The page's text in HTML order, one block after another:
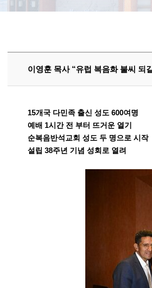
이영훈 목사 “유럽 복음화 불씨 되
15개국 다민족 출신 성도 600여명
예배 1시간 전 부터 뜨거운 열기
순복음반석교회 성도 두 명으로 시작
설립 38주년 기념 성회로 열려